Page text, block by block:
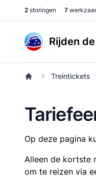
2 storingen 7
Rijden
Treintickets
Op deze pagina
Alleen de kortste
om te reizen via